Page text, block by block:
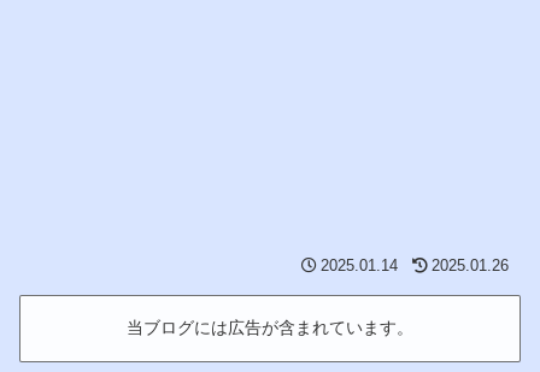
2025.01.14 2025.01.26
当ブログには広告が含まれています。